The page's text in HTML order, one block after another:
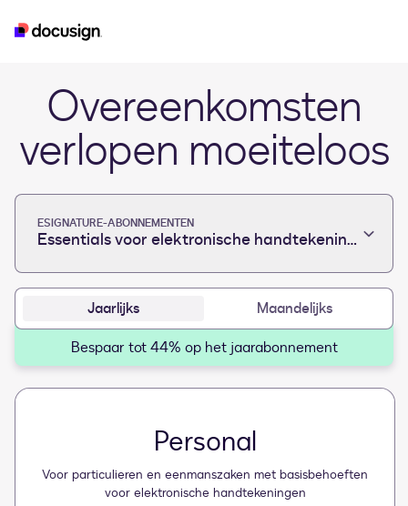
Overeenkomsten
verlopen moeiteloos
ESIGNATURE-ABONNEMENTEN
Essentials voor elektronische handtekeningen
Jaarlijks
Maandelijks
Bespaar tot 44% op het jaarabonnement
Personal
Voor particulieren en eenmanszaken met basisbehoeften
voor elektronische handtekeningen